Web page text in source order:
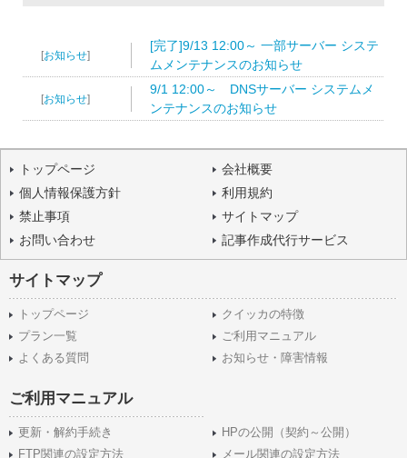
[お知らせ]
[完了]9/13 12:00～ 一部サーバー システ
ムメンテナンスのお知らせ
[お知らせ]
9/1 12:00～ DNSサーバー システムメ
ンテナンスのお知らせ
トップページ
会社概要
個人情報保護方針
利用規約
禁止事項
サイトマップ
お問い合わせ
記事作成代行サービス
サイトマップ
トップページ
クイッカの特徴
プラン一覧
ご利用マニュアル
よくある質問
お知らせ・障害情報
ご利用マニュアル
更新・解約手続き
HPの公開（契約～公開）
FTP関連の設定方法
メール関連の設定方法